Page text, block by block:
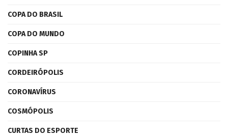
COPA DO BRASIL
COPA DO MUNDO
COPINHA SP
CORDEIRÓPOLIS
CORONAVÍRUS
COSMÓPOLIS
CURTAS DO ESPORTE